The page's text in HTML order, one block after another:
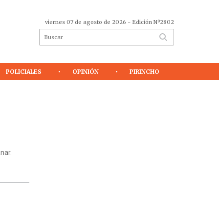
viernes 07 de agosto de 2026 - Edición Nº2802
POLICIALES OPINIÓN PIRINCHO